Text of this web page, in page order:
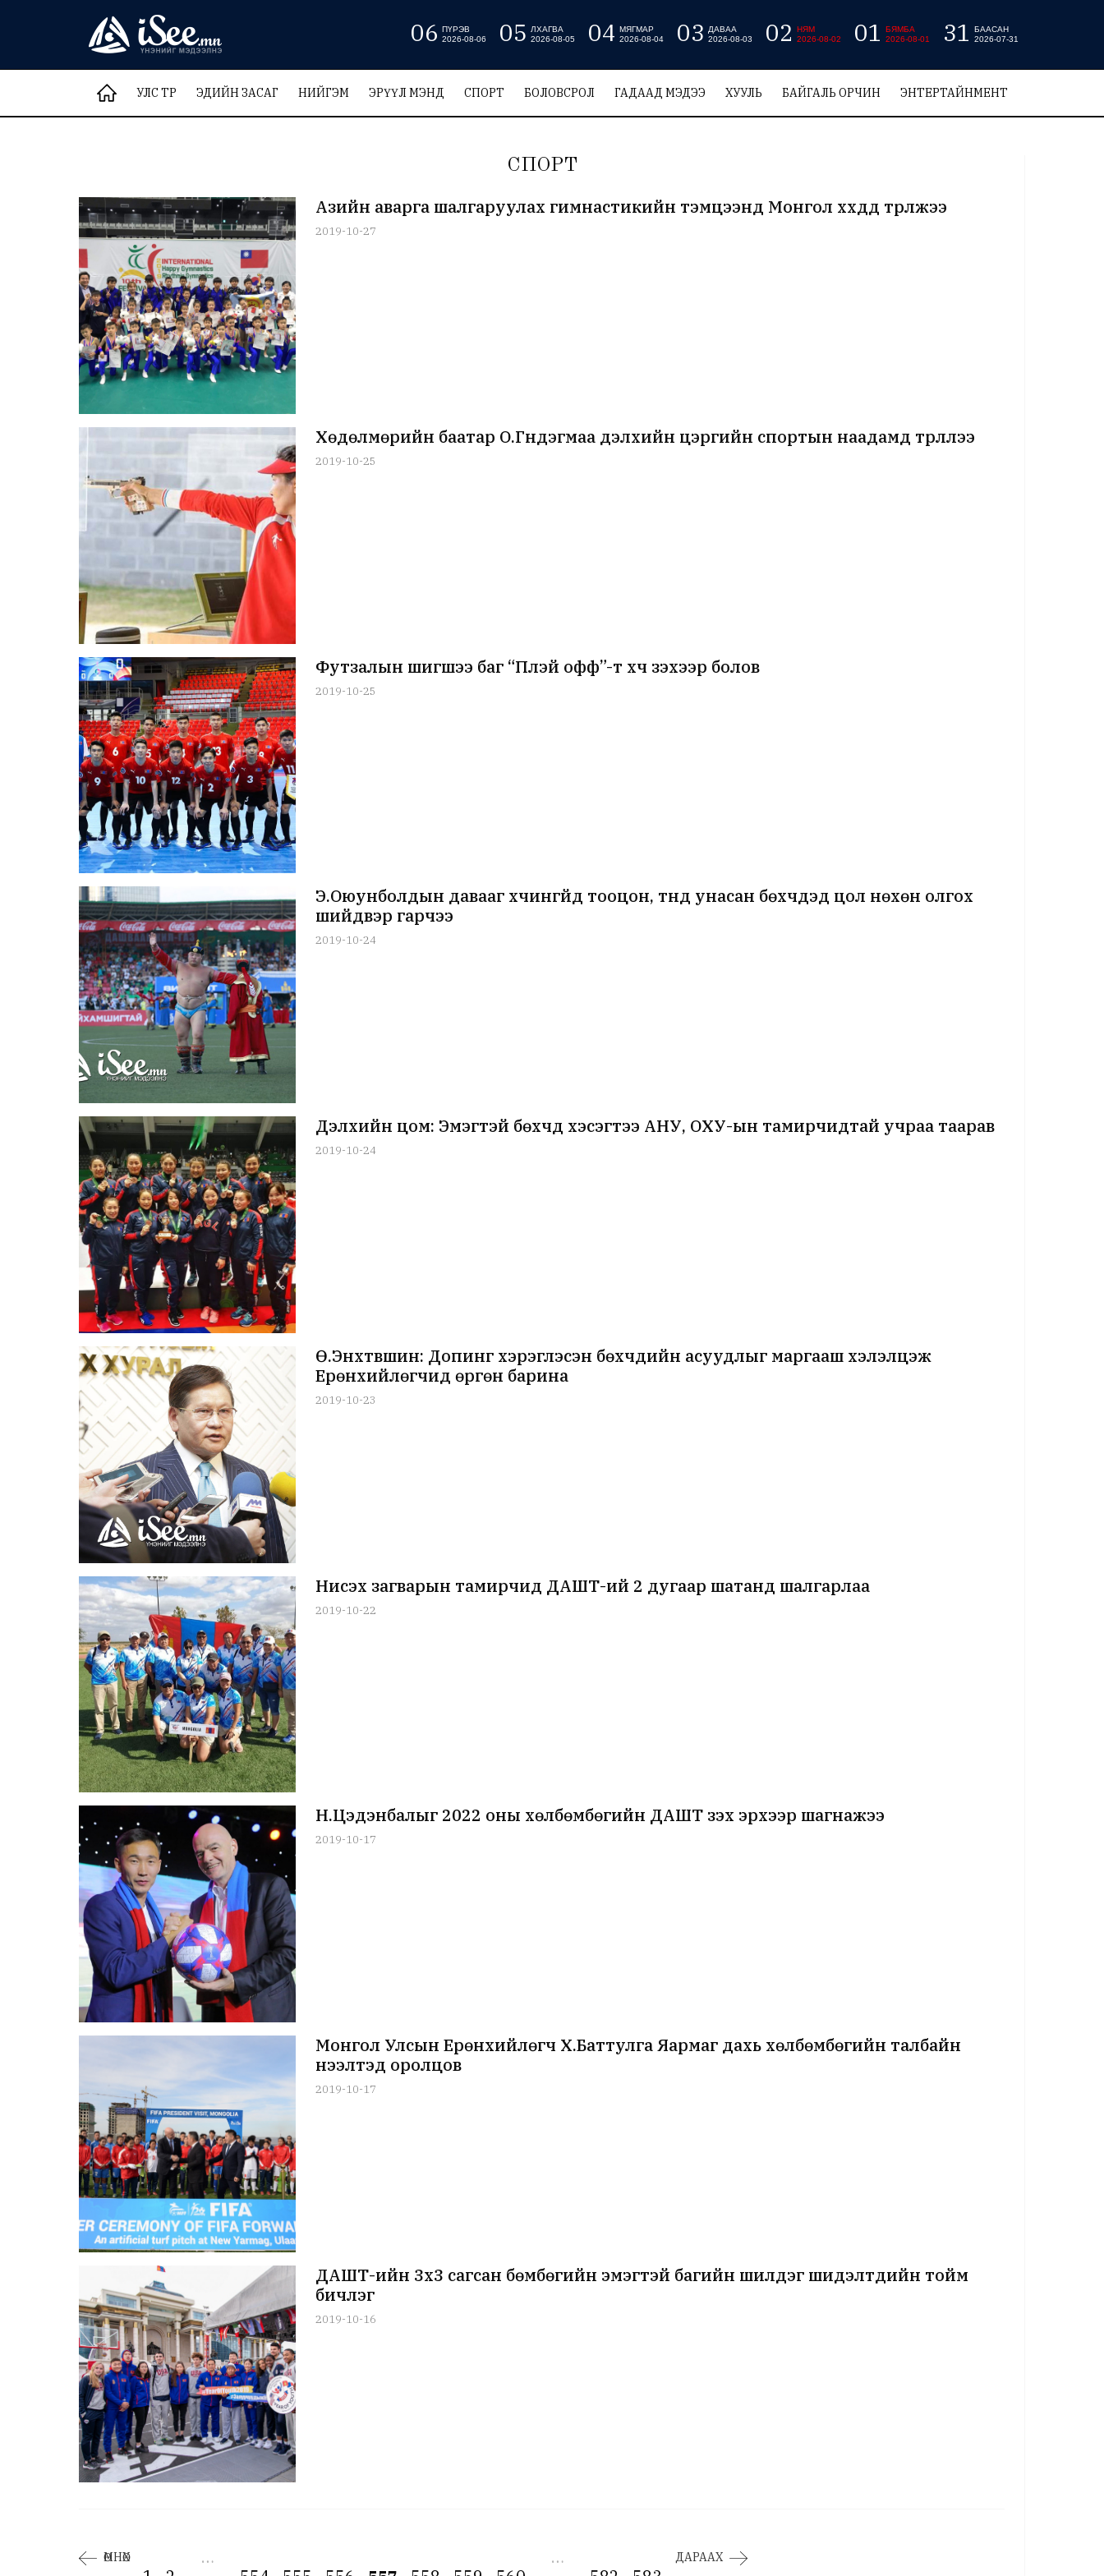
06 ПҮРЭВ
2026-08-06
05
ЛХАГВА
2026-08-05
04 МЯГМАР
2026-08-04
03
ДАВАА
2026-08-03
02
НЯМ
2026-08-02
01
БЯМБА
2026-08-01
31
БААСАН
2026-07-31
УЛС ТӨР ЭДИЙН ЗАСАГ НИЙГЭМ ЭРҮҮЛ МЭНД СПОРТ БОЛОВСРОЛ ГАДААД МЭДЭЭ ХУУЛЬ БАЙГАЛЬ ОРЧИН ЭНТЕРТАЙНМЕНТ
СПОРТ
Азийн аварга шалгаруулах гимнастикийн тэмцээнд Монгол хүүхдүүд түрүүлжээ
2019-10-27
Хөдөлмөрийн баатар О.Гүндэгмаа дэлхийн цэргийн спортын наадамд түрүүллээ
2019-10-25
Футзалын шигшээ баг “Плэй офф”-т хүч үзэхээр болов
2019-10-25
Э.Оюунболдын давааг хүчингүйд тооцон, түүнд унасан бөхчүүдэд цол нөхөн олгох
шийдвэр гарчээ
2019-10-24
Дэлхийн цом: Эмэгтэй бөхчүүд хэсэгтээ АНУ, ОХУ-ын тамирчидтай учраа таарав
2019-10-24
Ө.Энхтүвшин: Допинг хэрэглэсэн бөхчүүдийн асуудлыг маргааш хэлэлцэж
Ерөнхийлөгчид өргөн барина
2019-10-23
Нисэх загварын тамирчид ДАШТ-ий 2 дугаар шатанд шалгарлаа
2019-10-22
Н.Цэдэнбалыг 2022 оны хөлбөмбөгийн ДАШТ үзэх эрхээр шагнажээ
2019-10-17
Монгол Улсын Ерөнхийлөгч Х.Баттулга Яармаг дахь хөлбөмбөгийн талбайн
нээлтэд оролцов
2019-10-17
ДАШТ-ийн 3х3 сагсан бөмбөгийн эмэгтэй багийн шилдэг шидэлтүүдийн тойм
бичлэг
2019-10-16
ӨМНӨХ
…
…
ДАРААХ